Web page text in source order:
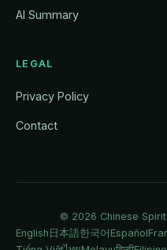
AI Summary
LEGAL
Privacy Policy
Contact
© 2026 Chinese
English 日本語한국어 Español